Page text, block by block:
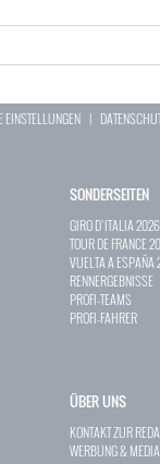
EINSTELLUNGEN |
SONDERSEITEN
GIRO D`ITALIA 2026
TOUR DE FRANCE
VUELTA A
RENNERGEBNISSE
PROFI-TEAMS
PROFI-FAHRER
ÜBER UNS
KONTAKT ZUR
WERBUNG &